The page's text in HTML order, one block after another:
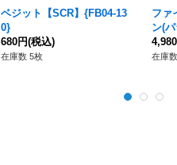
ベジット【SCR】{FB04-13
0}
680円(税込)
在庫数 5枚
ファ
ン(
在庫